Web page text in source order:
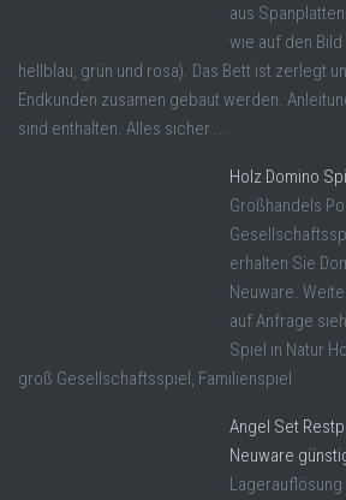
aus
wie auf den
hellblau, grün und rosa). Das Bett ist zerlegt
Endkunden zusamen gebaut werden.
sind enthalten. Alles sicher ...
Holz Domino
Großhandels
erhalten Sie
Neuware.
auf Anfrage
Spiel in Natur
groß Gesellschaftsspiel, Familienspiel
Angel Set
Neuware
Lagerauflösung